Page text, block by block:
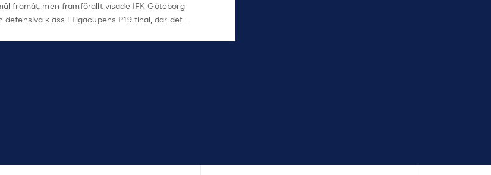
framåt, men framförallt visade IFK Göteborg
defensiva klass i Ligacupens P19-final, där det…